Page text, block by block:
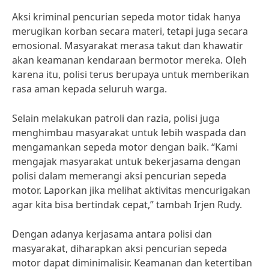
Aksi kriminal pencurian sepeda motor tidak hanya
merugikan korban secara materi, tetapi juga secara
emosional. Masyarakat merasa takut dan khawatir
akan keamanan kendaraan bermotor mereka. Oleh
karena itu, polisi terus berupaya untuk memberikan
rasa aman kepada seluruh warga.
Selain melakukan patroli dan razia, polisi juga
menghimbau masyarakat untuk lebih waspada dan
mengamankan sepeda motor dengan baik. “Kami
mengajak masyarakat untuk bekerjasama dengan
polisi dalam memerangi aksi pencurian sepeda
motor. Laporkan jika melihat aktivitas mencurigakan
agar kita bisa bertindak cepat,” tambah Irjen Rudy.
Dengan adanya kerjasama antara polisi dan
masyarakat, diharapkan aksi pencurian sepeda
motor dapat diminimalisir. Keamanan dan ketertiban